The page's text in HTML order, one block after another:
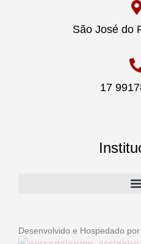
São José do
17
Desenvolvido e Hospedado por